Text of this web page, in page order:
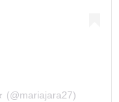
(@mariajara27)